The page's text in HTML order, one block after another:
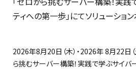
ティへの第一歩」にてソリューショ
2026年8月20日（木）・2026年 8月22日
ら挑むサーバー構築！実践で学ぶサイバ